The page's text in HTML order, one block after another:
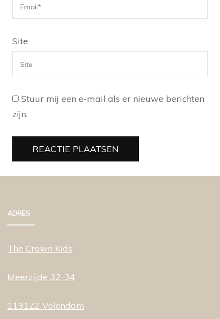
Site
Stuur mij een e-mail als er nieuwe berichten
zijn.
ADRES
The Crown Kids
Meerzijde 32-34
1131ZZ Volendam